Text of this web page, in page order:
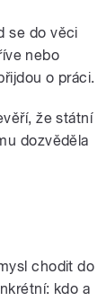
se do věci
nebo
o práci.
že státní
dozvěděla
chodit do
kdo a